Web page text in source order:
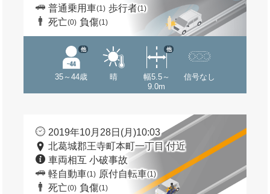
普通乗用車(1) 歩行者(1)
死亡(0) 負傷(1)
35～44歳
他
晴
幅5.5～
9.0m
他
信号なし
2019年10月28日(月)10:03
北葛城郡王寺町本町一丁目 付近
車両相互 小破事故
軽自動車(1) 原付自転車(1)
死亡(0) 負傷(1)